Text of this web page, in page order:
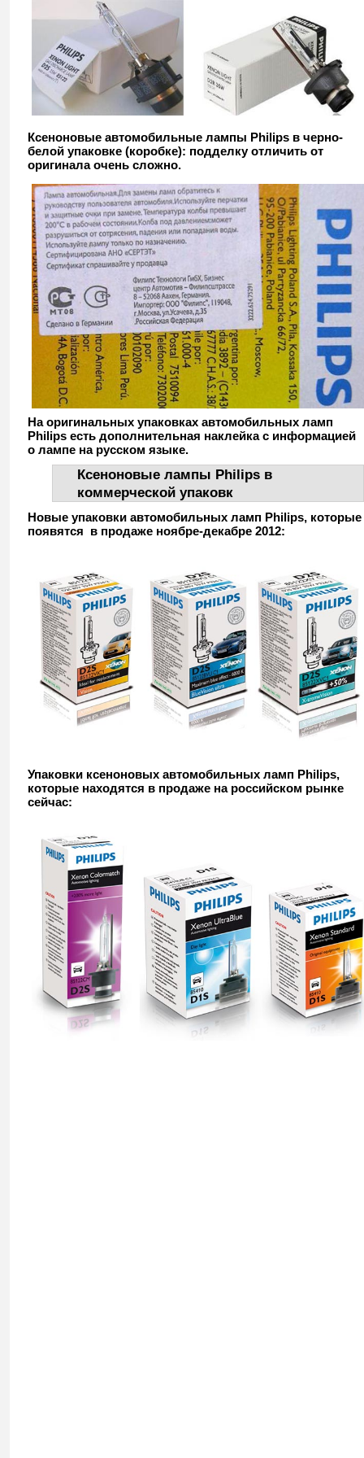
Ксеноновые автомобильные лампы Philips в черно-
белой упаковке (коробке): подделку отличить от
оригинала очень сложно.
На оригинальных упаковках автомобильных ламп
Philips есть дополнительная наклейка с информацией
о лампе на русском языке.
Ксеноновые лампы Philips в
коммерческой упаковк
Новые упаковки автомобильных ламп Philips, которые
появятся в продаже ноябре-декабре 2012:
Упаковки ксеноновых автомобильных ламп Philips,
которые находятся в продаже на российском рынке
сейчас: